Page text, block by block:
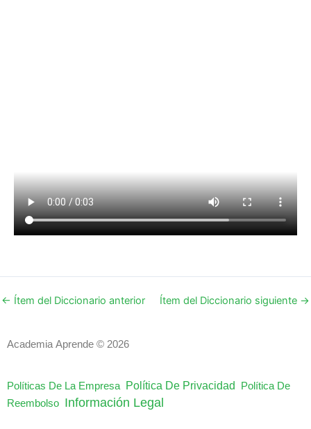
← Ítem del Diccionario anterior Ítem del Diccionario siguiente →
Academia Aprende © 2026
Políticas De La Empresa Política De Privacidad
Política De
Reembolso Información Legal